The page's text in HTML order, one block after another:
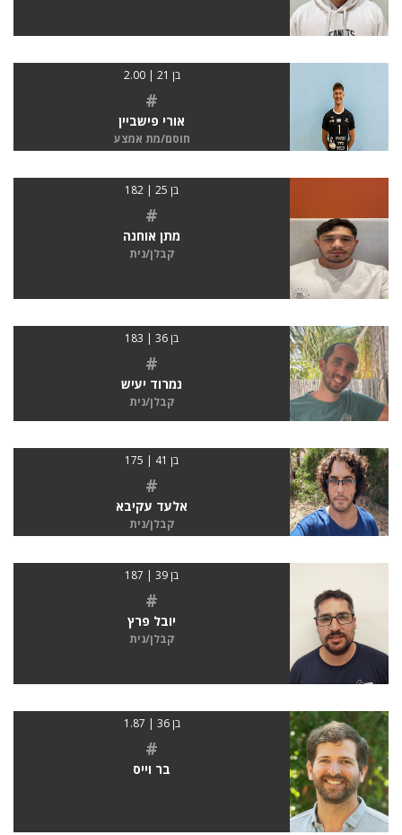
בן 21 | 2.00
#
אורי פישביין
חוסם/מת אמצע
בן 25 | 182
#
מתן אוחנה
קבלן/נית
בן 36 | 183
#
נמרוד יעיש
קבלן/נית
בן 41 | 175
#
אלעד עקיבא
קבלן/נית
בן 39 | 187
#
יובל פרץ
קבלן/נית
בן 36 | 1.87
#
בר וייס